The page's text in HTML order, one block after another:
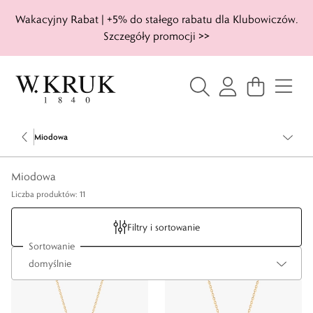
Wakacyjny Rabat | +5% do stałego rabatu dla Klubowiczów.
Szczegóły promocji >>
Miodowa
Miodowa
Liczba produktów: 11
Filtry i sortowanie
Sortowanie